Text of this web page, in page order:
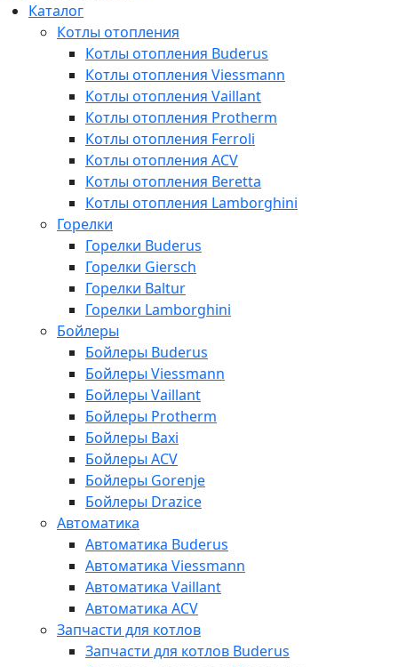
Каталог
Котлы отопления
Котлы отопления Buderus
Котлы отопления Viessmann
Котлы отопления Vaillant
Котлы отопления Protherm
Котлы отопления Ferroli
Котлы отопления ACV
Котлы отопления Beretta
Котлы отопления Lamborghini
Горелки
Горелки Buderus
Горелки Giersch
Горелки Baltur
Горелки Lamborghini
Бойлеры
Бойлеры Buderus
Бойлеры Viessmann
Бойлеры Vaillant
Бойлеры Protherm
Бойлеры Baxi
Бойлеры ACV
Бойлеры Gorenje
Бойлеры Drazice
Автоматика
Автоматика Buderus
Автоматика Viessmann
Автоматика Vaillant
Автоматика ACV
Запчасти для котлов
Запчасти для котлов Buderus